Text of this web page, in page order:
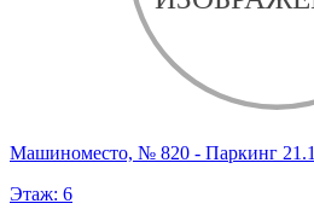
Машиноместо, № 820 - Паркинг 21.1
Этаж: 6